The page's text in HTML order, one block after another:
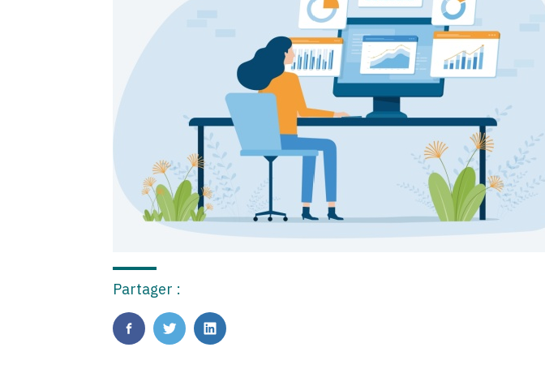
Partager :
FaceBook
TwitterLinkedIn